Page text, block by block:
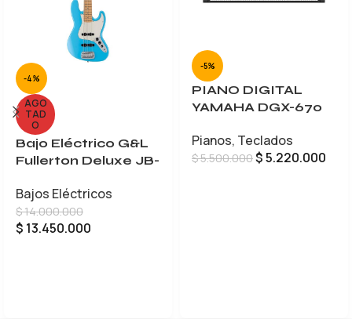
-4%
AGO
TAD
O
Bajo Eléctrico G&L
Fullerton Deluxe JB-
Bajos Eléctricos
$14.000.000
$ 13.450.000
-5%
PIANO DIGITAL
YAMAHA DGX-670
Pianos, Teclados
$5.500.000$5.220.000